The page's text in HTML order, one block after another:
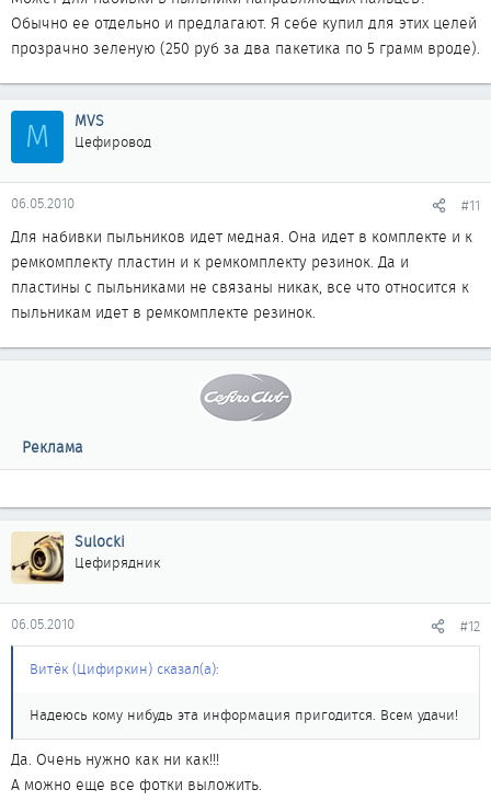
Обычно ее отдельно и предлагают. Я себе купил для этих целей
прозрачно зеленую (250 руб за два пакетика по 5 грамм вроде).
M MVS
Цефировод
06.05.2010 #11
Для набивки пыльников идет медная. Она идет в комплекте и к
ремкомплекту пластин и к ремкомплекту резинок. Да и
пластины с пыльниками не связаны никак, все что относится к
пыльникам идет в ремкомплекте резинок.
Реклама
Sulocki
Цефирядник
06.05.2010 #12
Витёк (Цифиркин) сказал(а):
Надеюсь кому нибудь эта информация пригодится. Всем удачи!
Да. Очень нужно как ни как!!!
А можно еще все фотки выложить.